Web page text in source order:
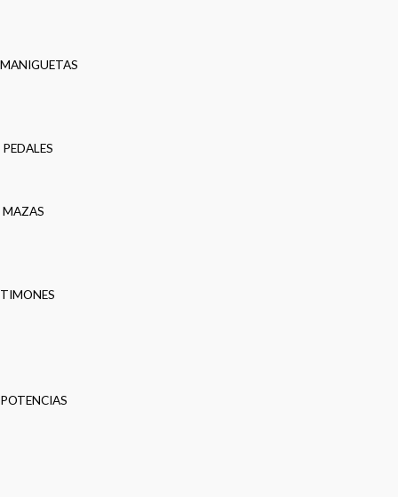
MANIGUETAS
PEDALES
MAZAS
TIMONES
POTENCIAS